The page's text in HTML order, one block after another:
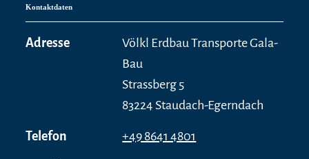
Kontaktdaten
Adresse
Völkl Erdbau Transporte Gala-
Bau
Strassberg 5
83224 Staudach-Egerndach
Telefon +49 8641 4801